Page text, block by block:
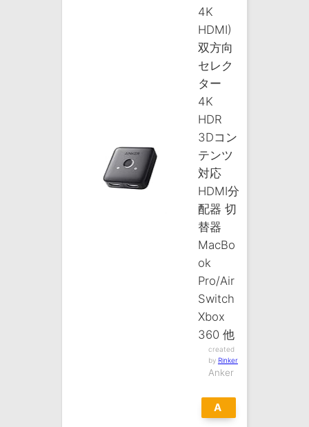
4K
HDMI)
双方向
セレク
ター
4K
HDR
3Dコン
テンツ
対応
HDMI分
配器 切
替器
MacBo
ok
Pro/Air
Switch
Xbox
360 他
created
by Rinker
Anker
A